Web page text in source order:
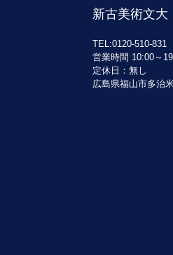
新古美術文大
TEL:0120-510-831
営業時間 10:00～
定休日：無し
広島県福山市多治